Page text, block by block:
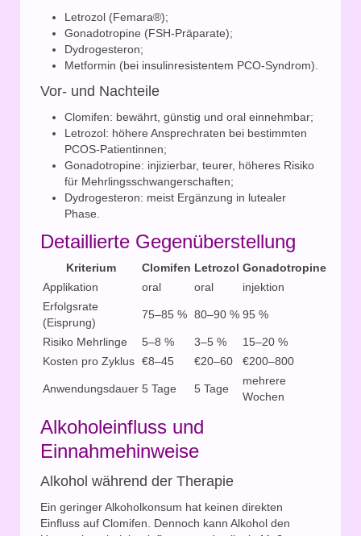
Letrozol (Femara®);
Gonadotropine (FSH-Präparate);
Dydrogesteron;
Metformin (bei insulinresistentem PCO-Syndrom).
Vor- und Nachteile
Clomifen: bewährt, günstig und oral einnehmbar;
Letrozol: höhere Ansprechraten bei bestimmten
PCOS-Patientinnen;
Gonadotropine: injizierbar, teurer, höheres Risiko
für Mehrlingsschwangerschaften;
Dydrogesteron: meist Ergänzung in lutealer
Phase.
Detaillierte Gegenüberstellung
Kriterium Clomifen Letrozol Gonadotropine
Applikation
oral oral
injektion
Erfolgsrate
(Eisprung)
75–85 % 80–90 % 95 %
Risiko Mehrlinge 5–8 % 3–5 %
15–20 %
Kosten pro Zyklus €8–45 €20–60 €200–800
Anwendungsdauer 5 Tage 5 Tage
mehrere
Wochen
Alkoholeinfluss und
Einnahmehinweise
Alkohol während der Therapie
Ein geringer Alkoholkonsum hat keinen direkten
Einfluss auf Clomifen. Dennoch kann Alkohol den